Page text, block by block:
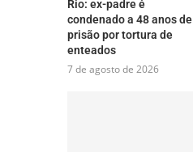
Rio: ex-padre é
condenado a 48 anos de
prisão por tortura de
enteados
7 de agosto de 2026